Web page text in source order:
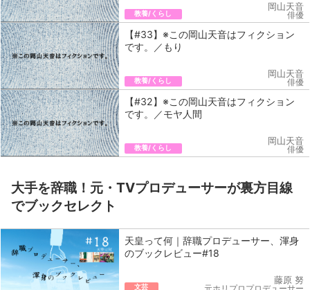
教養/くらし
岡山天音
俳優
【#33】※この岡山天音はフィクション
です。／もり
教養/くらし
岡山天音
俳優
【#32】※この岡山天音はフィクション
です。／モヤ人間
教養/くらし
岡山天音
俳優
大手を辞職！元・TVプロデューサーが裏方目線
でブックセレクト
天皇って何｜辞職プロデューサー、渾身
のブックレビュー#18
文芸
藤原 努